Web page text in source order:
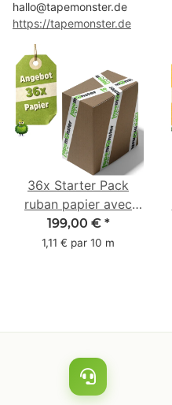
hallo@tapemonster.de
https://tapemonster.de
36x Starter Pack
ruban papier avec
logo - 1 couleur - 50
mm x 50 m -
199,00 € *
1,11 € par 10 m